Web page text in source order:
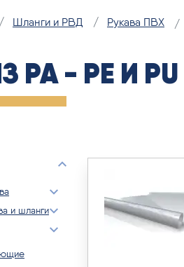
Шланги и РВД Рукава ПВХ
PA - PE И PU
и шланги